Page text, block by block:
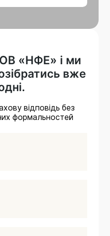
«НФЕ» і ми
вже
відповідь без
формальностей